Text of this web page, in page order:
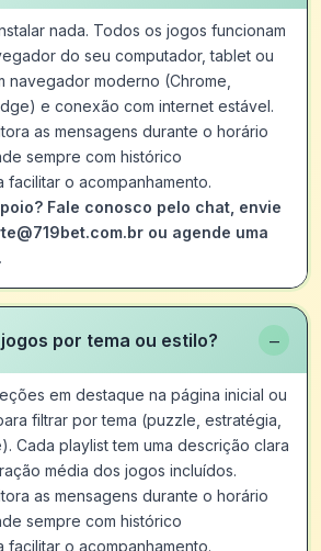
nada. Todos os jogos funcionam
do seu computador, tablet ou
navegador moderno (Chrome,
e conexão com internet estável.
as mensagens durante o horário
sempre com histórico
facilitar o acompanhamento.
Fale conosco pelo chat, envie
ou agende uma
por tema ou estilo? −
em destaque na página inicial ou
filtrar por tema (puzzle, estratégia,
Cada playlist tem uma descrição clara
média dos jogos incluídos.
as mensagens durante o horário
sempre com histórico
facilitar o acompanhamento.